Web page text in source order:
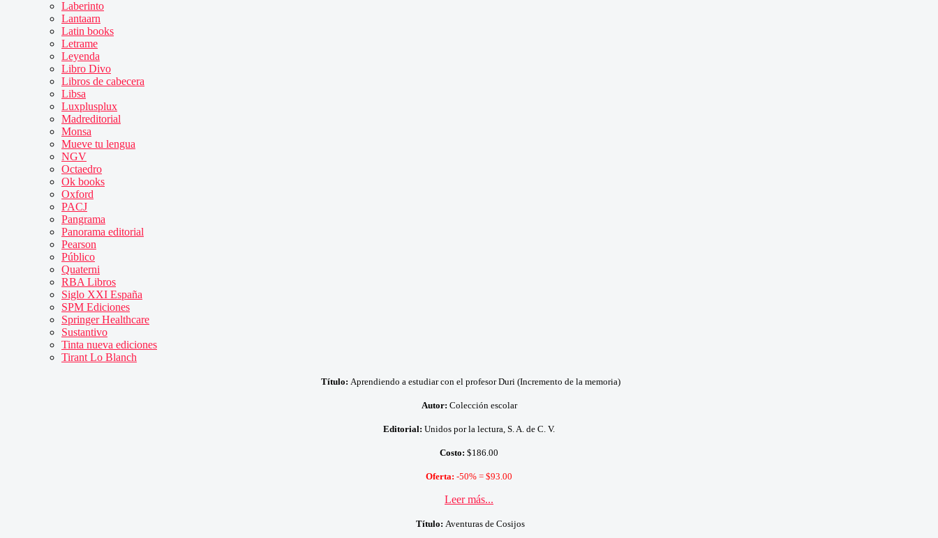
Laberinto
Lantaarn
Latin books
Letrame
Leyenda
Libro Divo
Libros de cabecera
Libsa
Luxplusplux
Madreditorial
Monsa
Mueve tu lengua
NGV
Octaedro
Ok books
Oxford
PACJ
Pangrama
Panorama editorial
Pearson
Público
Quaterni
RBA Libros
Siglo XXI España
SPM Ediciones
Springer Healthcare
Sustantivo
Tinta nueva ediciones
Tirant Lo Blanch
Título: Aprendiendo a estudiar con el profesor Duri (Incremento de la memoria)
Autor: Colección escolar
Editorial: Unidos por la lectura, S. A. de C. V.
Costo: $186.00
Oferta: -50% = $93.00
Leer más...
Título: Aventuras de Cosijos